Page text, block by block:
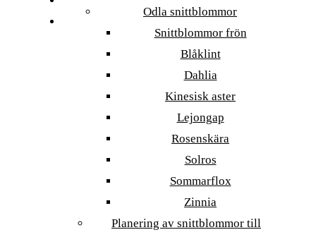
Odla snittblommor
Snittblommor frön
Blåklint
Dahlia
Kinesisk aster
Lejongap
Rosenskära
Solros
Sommarflox
Zinnia
Planering av snittblommor till